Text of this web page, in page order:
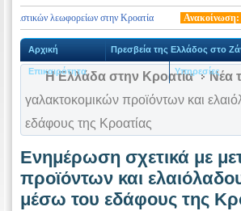
λεωφορείων στην Κροατία Ανακοίνωση:
Αρχική Πρεσβεία της Ελλάδος στο
Επικαιρότητα Υπηρεσίες
Η Ελλάδα στην Κροατία Νέα
γαλακτοκομικών προϊόντων και
εδάφους της Κροατίας
Ενημέρωση σχετικά με
προϊόντων και
μέσω του εδάφους της